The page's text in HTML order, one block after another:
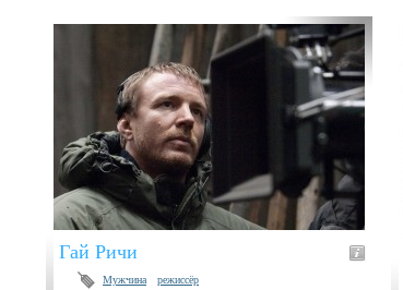
Гай Ричи
Мужчина режиссёр